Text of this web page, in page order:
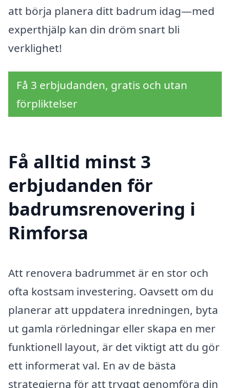
att börja planera ditt badrum idag—med
experthjälp kan din dröm snart bli
verklighet!
Få 3 erbjudanden, gratis och utan
förpliktelser
Få alltid minst 3
erbjudanden för
badrumsrenovering i
Rimforsa
Att renovera badrummet är en stor och
ofta kostsam investering. Oavsett om du
planerar att uppdatera inredningen, byta
ut gamla rörledningar eller skapa en mer
funktionell layout, är det viktigt att du gör
ett informerat val. En av de bästa
strategierna för att tryggt genomföra din